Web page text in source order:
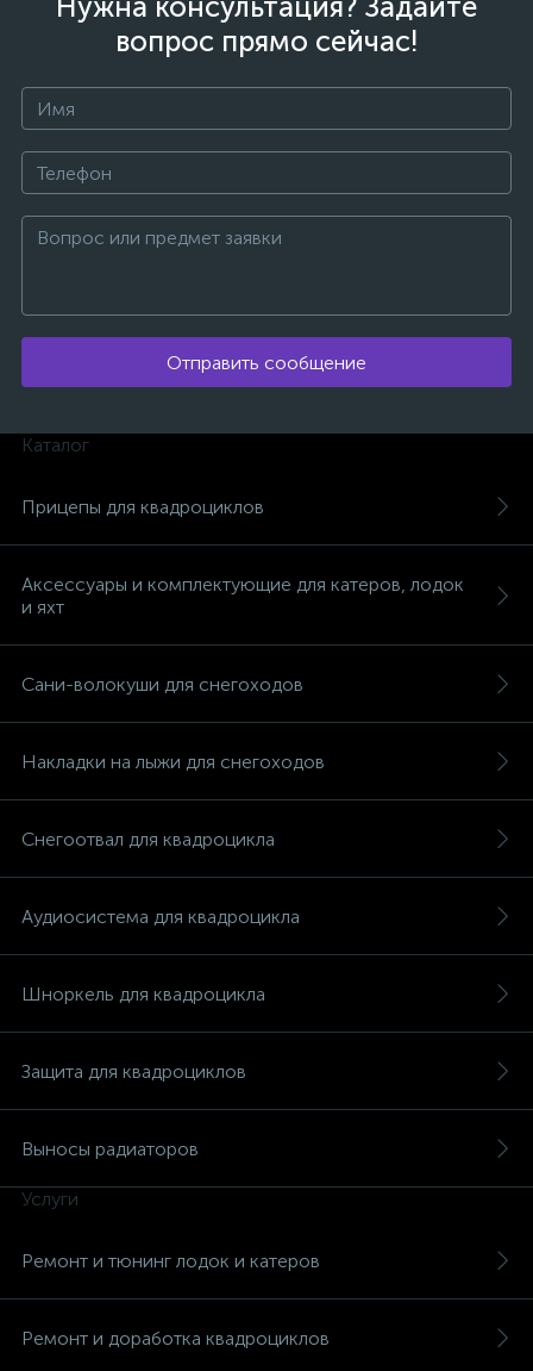
вопрос прямо сейчас!
Отправить сообщение
Каталог
Прицепы для квадроциклов
Аксессуары и комплектующие для катеров, лодок
и яхт
Сани-волокуши для снегоходов
Накладки на лыжи для снегоходов
Снегоотвал для квадроцикла
Аудиосистема для квадроцикла
Шноркель для квадроцикла
Защита для квадроциклов
Выносы радиаторов
Услуги
Ремонт и тюнинг лодок и катеров
Ремонт и доработка квадроциклов